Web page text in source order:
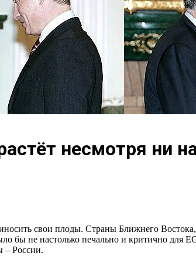
несмотря ни
свои плоды. Страны Ближнего
бы не настолько печально и критично для
– России.